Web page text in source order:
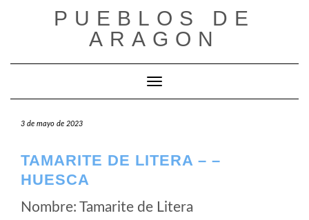
PUEBLOS DE
ARAGON
Cambiar modo de navegación
3 de mayo de 2023
TAMARITE DE LITERA – –
HUESCA
Nombre: Tamarite de Litera